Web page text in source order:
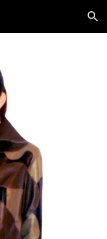
Skip to navigation